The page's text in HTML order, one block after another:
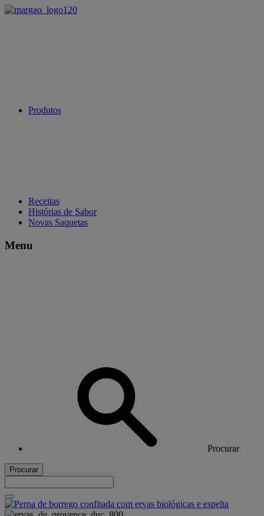
Produtos
Receitas
Histórias de Sabor
Novas Saquetas
Menu
Procurar
Procurar